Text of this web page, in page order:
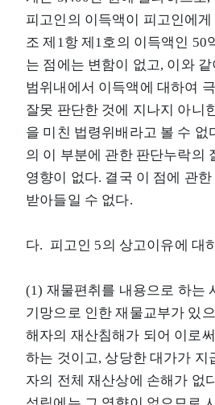
피고인의 이득액이 피고인에
조 제1항 제1호의 이득액인 50
는 점에는 변함이 없고, 이와
범위내에서 이득액에 대하여
잘못 판단한 것에 지나지 아니
을 미친 법령위배라고 볼 수 없
의 이 부분에 관한 판단누락의
영향이 없다. 결국 이 점에 관
받아들일 수 없다.
다. 피고인 5의 상고이유에 대
(1) 재물편취를 내용으로 하는
기망으로 인한 재물교부가 있
해자의 재산침해가 되어 이로
하는 것이고, 상당한 대가가 지
자의 전체 재산상에 손해가 없